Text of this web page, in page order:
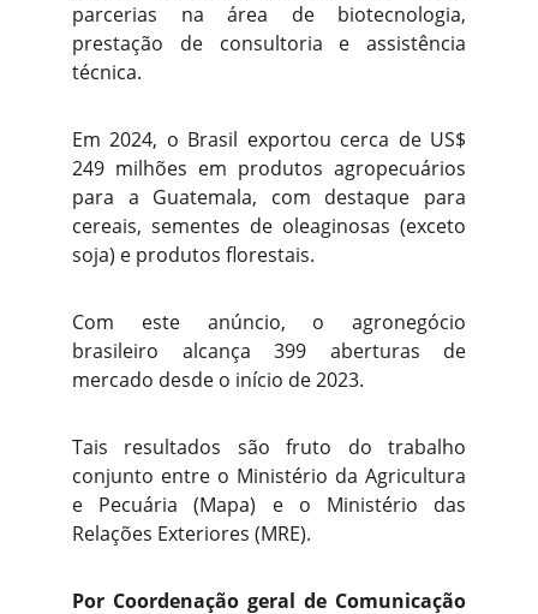
parcerias na área de biotecnologia,
prestação de consultoria e assistência
técnica.
Em 2024, o Brasil exportou cerca de US$
249 milhões em produtos agropecuários
para a Guatemala, com destaque para
cereais, sementes de oleaginosas (exceto
soja) e produtos florestais.
Com este anúncio, o agronegócio
brasileiro alcança 399 aberturas de
mercado desde o início de 2023.
Tais resultados são fruto do trabalho
conjunto entre o Ministério da Agricultura
e Pecuária (Mapa) e o Ministério das
Relações Exteriores (MRE).
Por Coordenação geral de Comunicação